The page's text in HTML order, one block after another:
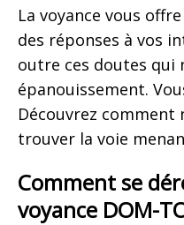
La voyance vous
des réponses à vos
outre ces doutes qui
épanouissement.
Découvrez comment
trouver la voie
Comment se
voyance DOM-